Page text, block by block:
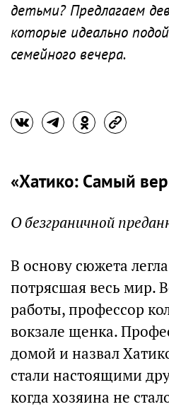
детьми? Предлагаем
которые идеально
семейного вечера.
«Хатико: Самый
О безграничной
В основу сюжета
потрясшая весь мир.
работы, профессор
вокзале щенка.
домой и назвал
стали настоящими
когда хозяина не